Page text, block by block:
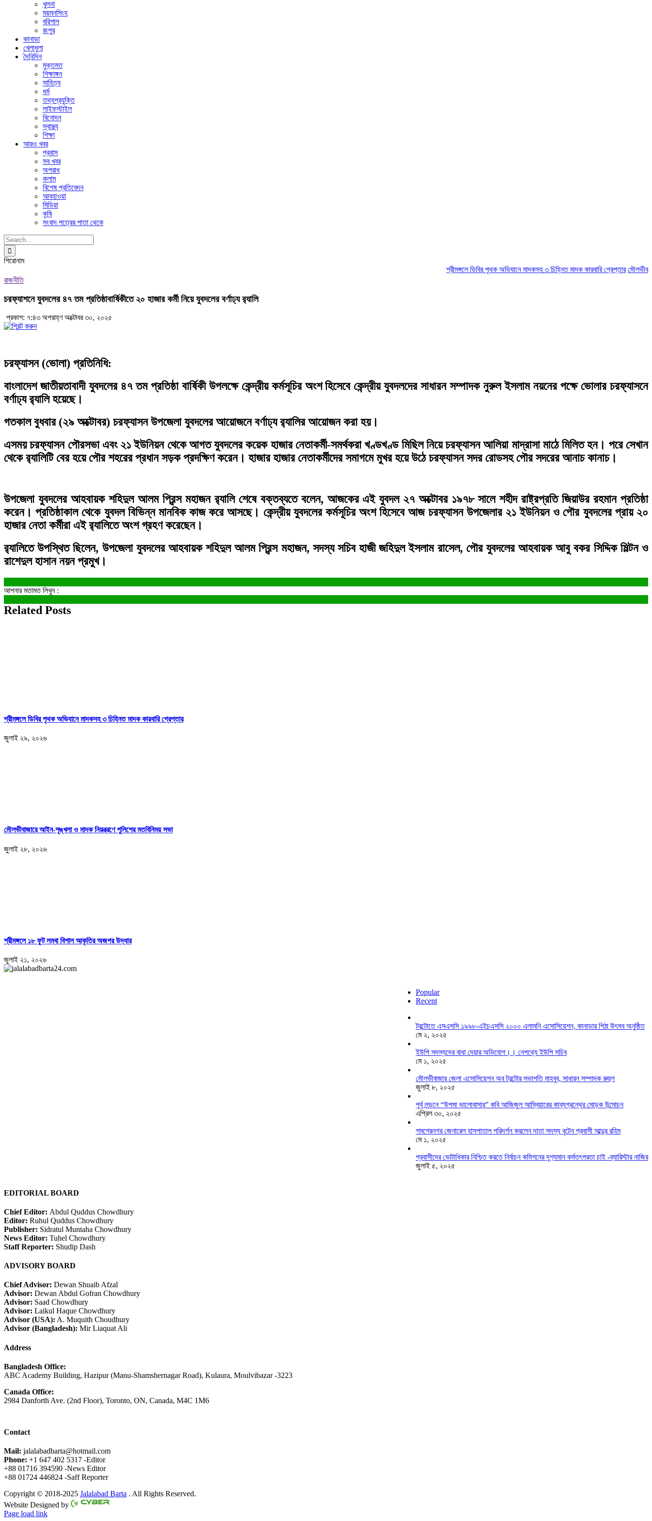
খুলনা
ময়মনসিংহ
বরিশাল
রংপুর
কানাডা
খেলাধুলা
দৈনিন্দিন
মুক্তমত
শিক্ষাঙ্গন
সাহিত্য
ধর্ম
তথ্যপ্রযুক্তি
লাইফস্টাইল
বিনোদন
স্বাস্থ্য
শিক্ষা
আরও খবর
প্রবাস
সব খবর
অপরাধ
কলাম
বিশেষ প্রতিবেদন
আবহাওয়া
মিডিয়া
কৃষি
সংবাদ পত্রের পাতা থেকে
Search
for:
শিরোনাম
শ্রীমঙ্গলে ডিবির পৃথক অভিযানে মাদকসহ ৩ চিহ্নিত মাদক কারবারি গ্রেপ্তার
রাজনীতি
চরফ্যাশনে যুবদলের ৪৭ তম প্রতিষ্ঠাবার্ষিকীতে ২০ হাজার কর্মী নিয়ে যুবদলের বর্ণাঢ্য র‍্যালি
প্রকাশ: ৭:৪৩ অপরাহ্ণ অক্টোবর ৩০, ২০২৫
চরফ্যাসন (ভোলা) প্রতিনিধি:
বাংলাদেশ জাতীয়তাবাদী যুবদলের ৪৭ তম প্রতিষ্ঠা বার্ষিকী উপলক্ষে কেন্দ্রীয় কর্মসূচির অংশ হিসেবে কেন্দ্রীয় যুবদলদের সাধারন সম্পাদক নুরুল ইসলাম নয়নের পক্ষে ভোলার চরফ্যাসনে
বর্ণাঢ্য র‌্যালি হয়েছে।
গতকাল বুধবার (২৯ অক্টোবর) চরফ্যাসন উপজেলা যুবদলের আয়োজনে বর্ণাঢ্য র‌্যালির আয়োজন করা হয়।
এসময় চরফ্যাসন পৌরসভা এবং ২১ ইউনিয়ন থেকে আগত যুবদলের কয়েক হাজার নেতাকর্মী-সমর্থকরা খণ্ডখণ্ড মিছিল নিয়ে চরফ্যাসন আলিয়া মাদ্রাসা মাঠে মিলিত হন। পরে সেখান
থেকে র‌্যালিটি বের হয়ে পৌর শহরের প্রধান সড়ক প্রদক্ষিণ করেন। হাজার হাজার নেতাকর্মীদের সমাগমে মুখর হয়ে উঠে চরফ্যাসন সদর রোডসহ পৌর সদরের আনাচ কানাচ।
উপজেলা যুবদলের আহবায়ক শহিদুল আলম প্রিন্স মহাজন র‌্যালি শেষে বক্তব্যতে বলেন, আজকের এই যুবদল ২৭ অক্টোবর ১৯৭৮ সালে শহীদ রাষ্ট্রপ্রতি জিয়াউর রহমান প্রতিষ্ঠা
করেন। প্রতিষ্ঠাকাল থেকে যুবদল বিভিন্ন মানবিক কাজ করে আসছে। কেন্দ্রীয় যুবদলের কর্মসূচির অংশ হিসেবে আজ চরফ্যাসন উপজেলার ২১ ইউনিয়ন ও পৌর যুবদলের প্রায় ২০
হাজার নেতা কর্মীরা এই র‌্যালিতে অংশ গ্রহণ করেছেন।
র‌্যালিতে উপস্থিত ছিলেন, উপজেলা যুবদলের আহবায়ক শহিদুল আলম প্রিন্স মহাজন, সদস্য সচিব হাজী জহিদুল ইসলাম রাসেল, পৌর যুবদলের আহবায়ক আবু বকর সিদ্দিক মিল্টন ও
রাশেদুল হাসান নয়ন প্রমুখ।
আপনার মতামত লিখুন :
Related Posts
শ্রীমঙ্গলে ডিবির পৃথক অভিযানে মাদকসহ ৩ চিহ্নিত মাদক কারবারি গ্রেপ্তার
জুলাই ২৯, ২০২৬
মৌলভীবাজারে আইন-শৃঙ্খলা ও মাদক নিয়ন্ত্রণে পুলিশের মতবিনিময় সভা
জুলাই ২৮, ২০২৬
শ্রীমঙ্গলে ১৮ ফুট লম্বা বিশাল আকৃতির অজগর উদ্ধার
জুলাই ২১, ২০২৬
Popular
Recent
টরন্টোতে এসএসসি ১৯৯৮-এইচএসসি ২০০০ এলামনি এসোসিয়েশন, কানাডার পিঠা উৎসব অনুষ্ঠিত
মে ২, ২০২৫
ইউপি সদস্যদের বাধা দেয়ার অভিযোগ।। নেপথ্যে ইউপি সচিব
মে ১, ২০২৫
মৌলভীবাজার জেলা এসোসিয়েশন অব টরন্টোর সভাপতি মাহবুব, সাধারন সম্পাদক রুহুল
জুলাই ৮, ২০২৫
পূর্ব লন্ডনে “উপমা ভালোবাসার” কবি আজিজুল আম্বিয়ারের কাব্যগ্রন্থের মোড়ক উন্মোচন
এপ্রিল ৩০, ২০২৫
শমশেরনগর জেনারেল হাসপাতাল পরিদর্শন করলেন দাতা সদস্য বৃটেন প্রবাসী আব্দুর রহিম
মে ১, ২০২৫
প্রবাসীদের ভোটাধিকার নিশ্চিত করতে নির্বাচন কমিশনের দৃশ‍্যমান কর্মতৎপরতা চাই -ব্যারিস্টার নাজির
জুলাই ৫, ২০২৫
EDITORIAL BOARD
Chief Editor: Abdul Quddus Chowdhury
Editor: Ruhul Quddus Chowdhury
Publisher: Sidratul Muntaha Chowdhury
News Editor: Tuhel Chowdhury
Staff Reporter: Shudip Dash
ADVISORY BOARD
Chief Advisor: Dewan Shuaib Afzal
Advisor: Dewan Abdul Gofran Chowdhury
Advisor: Saad Chowdhury
Advisor: Laikul Haque Chowdhury
Advisor (USA): A. Muquith Choudhury
Advisor (Bangladesh): Mir Liaquat Ali
Address
Bangladesh Office:
ABC Academy Building, Hazipur (Manu-Shamshernagar Road), Kulaura, Moulvibazar -3223
Canada Office:
2984 Danforth Ave. (2nd Floor), Toronto, ON, Canada, M4C 1M6
Contact
Mail: jalalabadbarta@hotmail.com
Phone: +1 647 402 5317 -Editor
+88 01716 394590 -News Editor
+88 01724 446824 -Saff Reporter
Copyright © 2018-2025 Jalalabad Barta . All Rights Reserved.
Website Designed by
Page load link